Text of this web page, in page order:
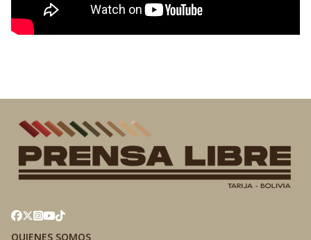
QUIENES SOMOS